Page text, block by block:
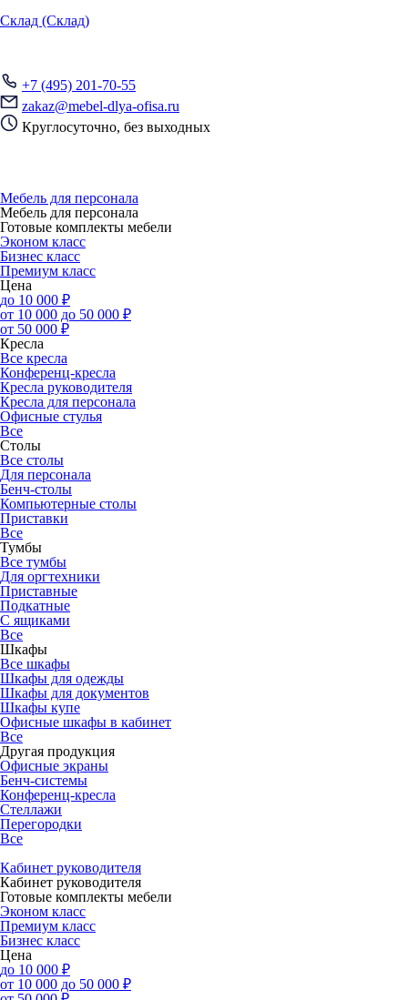
Склад (Склад)
+7 (495) 201-70-55
zakaz@mebel-dlya-ofisa.ru
Круглосуточно, без выходных
Мебель для персонала
Мебель для персонала
Готовые комплекты мебели
Эконом класс
Бизнес класс
Премиум класс
Цена
до 10 000 ₽
от 10 000 до 50 000 ₽
от 50 000 ₽
Кресла
Все кресла
Конференц-кресла
Кресла руководителя
Кресла для персонала
Офисные стулья
Все
Столы
Все столы
Для персонала
Бенч-столы
Компьютерные столы
Приставки
Все
Тумбы
Все тумбы
Для оргтехники
Приставные
Подкатные
С ящиками
Все
Шкафы
Все шкафы
Шкафы для одежды
Шкафы для документов
Шкафы купе
Офисные шкафы в кабинет
Все
Другая продукция
Офисные экраны
Бенч-системы
Конференц-кресла
Стеллажи
Перегородки
Все
Кабинет руководителя
Кабинет руководителя
Готовые комплекты мебели
Эконом класс
Премиум класс
Бизнес класс
Цена
до 10 000 ₽
от 10 000 до 50 000 ₽